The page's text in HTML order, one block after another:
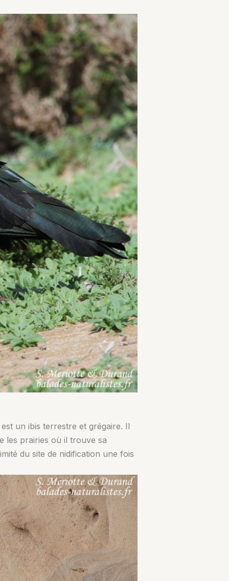
un ibis terrestre et grégaire. Il
les prairies où il trouve sa
du site de nidification une fois